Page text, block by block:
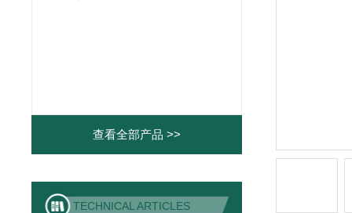
查看全部产品 >>
TECHNICAL ARTICLES